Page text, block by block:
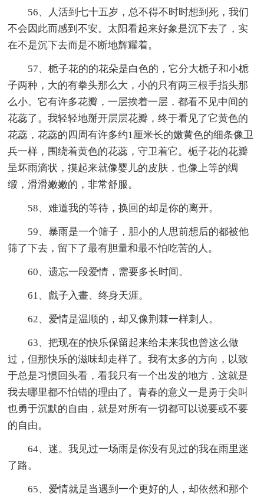
56、人活到七十五岁，总不得不时时想到死，我们
不会因此而感到不安。太阳看起来好象是沉下去了，实
在不是沉下去而是不断地辉耀着。
57、栀子花的的花朵是白色的，它分大栀子和小栀
子两种，大的有拳头那么大，小的只有两三根手指头那
么小。它有许多花瓣，一层挨着一层，都看不见中间的
花蕊了。我轻轻地掰开层层花瓣，终于看见了它黄色的
花蕊，花蕊的四周有许多约1厘米长的嫩黄色的细条像卫
兵一样，围绕着黄色的花蕊，守卫着它。栀子花的花瓣
呈坏雨滴状，摸起来就像婴儿的皮肤，也像上等的绸
缎，滑滑嫩嫩的，非常舒服。
58、难道我的等待，换回的却是你的离开。
59、暴雨是一个筛子，胆小的人思前想后的都被他
筛了下去，留下了最有胆量和最不怕吃苦的人。
60、遗忘一段爱情，需要多长时间。
61、戲子入畫、终身天涯。
62、爱情是温顺的，却又像荆棘一样刺人。
63、把现在的快乐保留起来给未来我也曾这么做
过，但那快乐的滋味却走样了。我有太多的方向，以致
于总是习惯回头看，看我只有一个出发的地方，这就是
我去哪里都不怕错的理由了。青春的意义一是勇于尖叫
也勇于沉默的自由，就是对所有一切都可以说要或不要
的自由。
64、迷。我见过一场雨是你没有见过的我在雨里迷
了路。
65、爱情就是当遇到一个更好的人，却依然和那个